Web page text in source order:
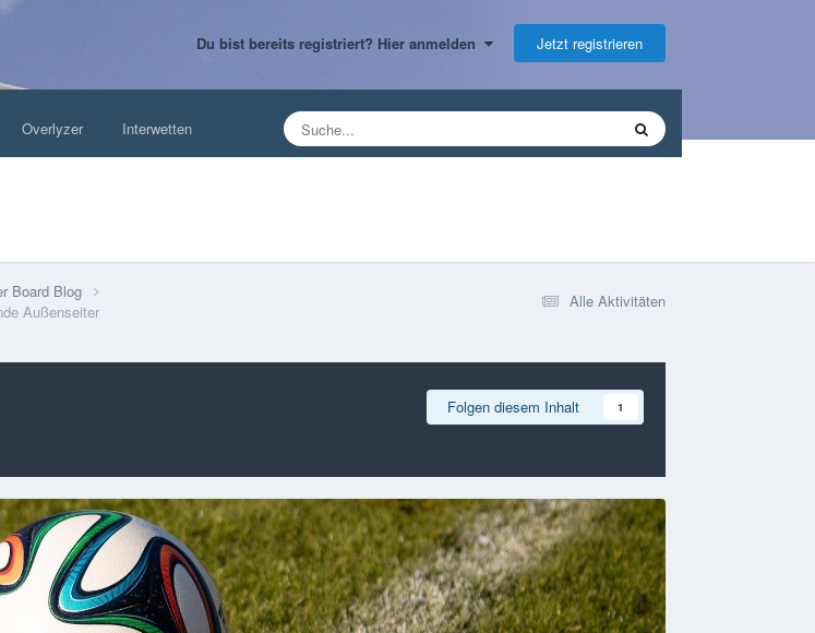
Du bist bereits registriert? Hier anmelden Jetzt registrieren
Overlyzer Interwetten
Alle Aktivitäten
Board Blog
Außenseiter
Folgen diesem Inhalt 1